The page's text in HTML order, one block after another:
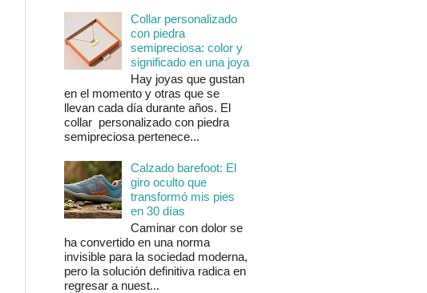
Collar personalizado
con piedra
semipreciosa: color y
significado en una joya
Hay joyas que gustan
en el momento y otras que se
llevan cada día durante años. El
collar personalizado con piedra
semipreciosa pertenece...
Calzado barefoot: El
giro oculto que
transformó mis pies
en 30 días
Caminar con dolor se
ha convertido en una norma
invisible para la sociedad moderna,
pero la solución definitiva radica en
regresar a nuest...